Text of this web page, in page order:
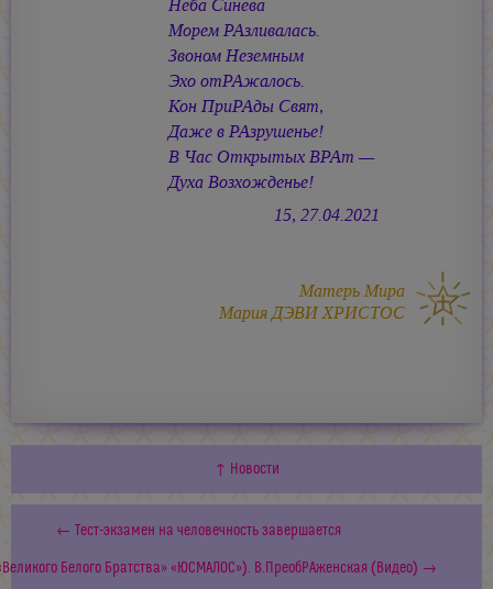
Неба Синева
Морем РАзливалась.
Звоном Неземным
Эхо отРАжалось.
Кон ПриРАды Свят,
Даже в РАзрушенье!
В Час Открытых ВРАт —
Духа Возхожденье!
15, 27.04.2021
Матерь Мира
Мария ДЭВИ ХРИСТОС
↑ Новости
← Тест-экзамен на человечность завершается
Белого Братства» «ЮСМАЛОС»). В.ПреобРАженская (Видео) →